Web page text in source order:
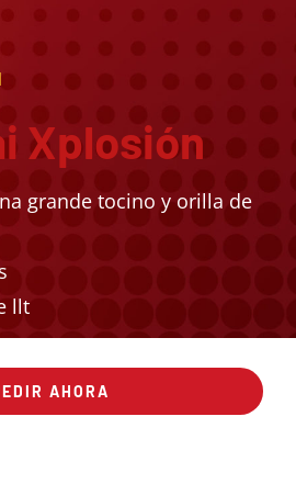
Xplosión
grande tocino y orilla de
llt
AHORA